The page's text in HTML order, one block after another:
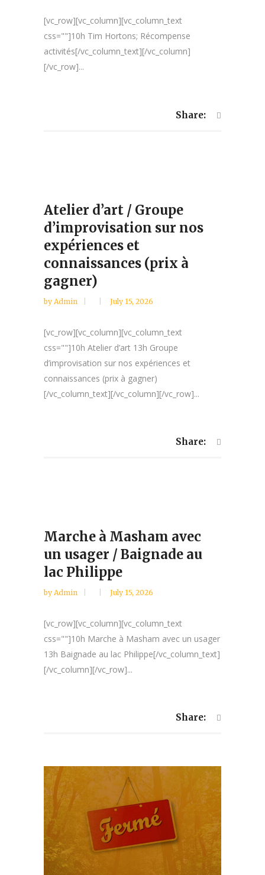
[vc_row][vc_column][vc_column_text
css=""]10h Tim Hortons; Récompense
activités[/vc_column_text][/vc_column]
[/vc_row]...
Share:
Atelier d’art / Groupe
d’improvisation sur nos
expériences et
connaissances (prix à
gagner)
by Admin July 15, 2026
[vc_row][vc_column][vc_column_text
css=""]10h Atelier d’art 13h Groupe
d’improvisation sur nos expériences et
connaissances (prix à gagner)
[/vc_column_text][/vc_column][/vc_row]...
Share:
Marche à Masham avec
un usager / Baignade au
lac Philippe
by Admin July 15, 2026
[vc_row][vc_column][vc_column_text
css=""]10h Marche à Masham avec un usager
13h Baignade au lac Philippe[/vc_column_text]
[/vc_column][/vc_row]...
Share: